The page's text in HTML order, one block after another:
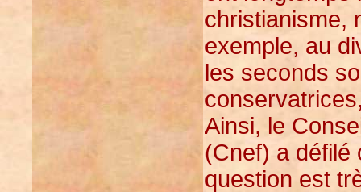
christianisme,
exemple, au
les seconds
Ainsi, le
(Cnef) a défilé
question est